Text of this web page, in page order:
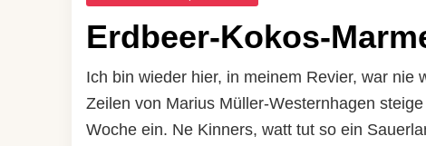
Erdbeer-Kokos-
Ich bin wieder hier, in meinem Revier, war
Zeilen von Marius Müller-Westernhagen
Woche ein. Ne Kinners, watt tut so ein